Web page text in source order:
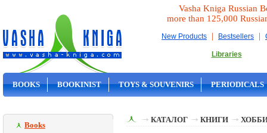
Vasha Kniga Russian
more than 125,000
New Products | Bestsellers |
Libraries
BOOKS BOOKINIST TOYS & SOUVENIRS PERIODICALS
Books
КАТАЛОГ КНИГИ